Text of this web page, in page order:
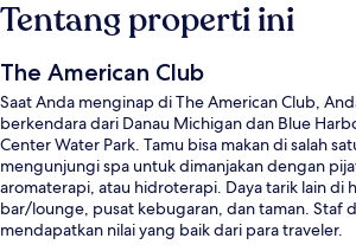
Tentang properti ini
The American Club
Saat Anda menginap di The American Club,
berkendara dari Danau Michigan dan Blue
Center Water Park. Tamu bisa makan di salah
mengunjungi spa untuk dimanjakan dengan
aromaterapi, atau hidroterapi. Daya tarik lain di
bar/lounge, pusat kebugaran, dan taman. Staf
mendapatkan nilai yang baik dari para traveler.